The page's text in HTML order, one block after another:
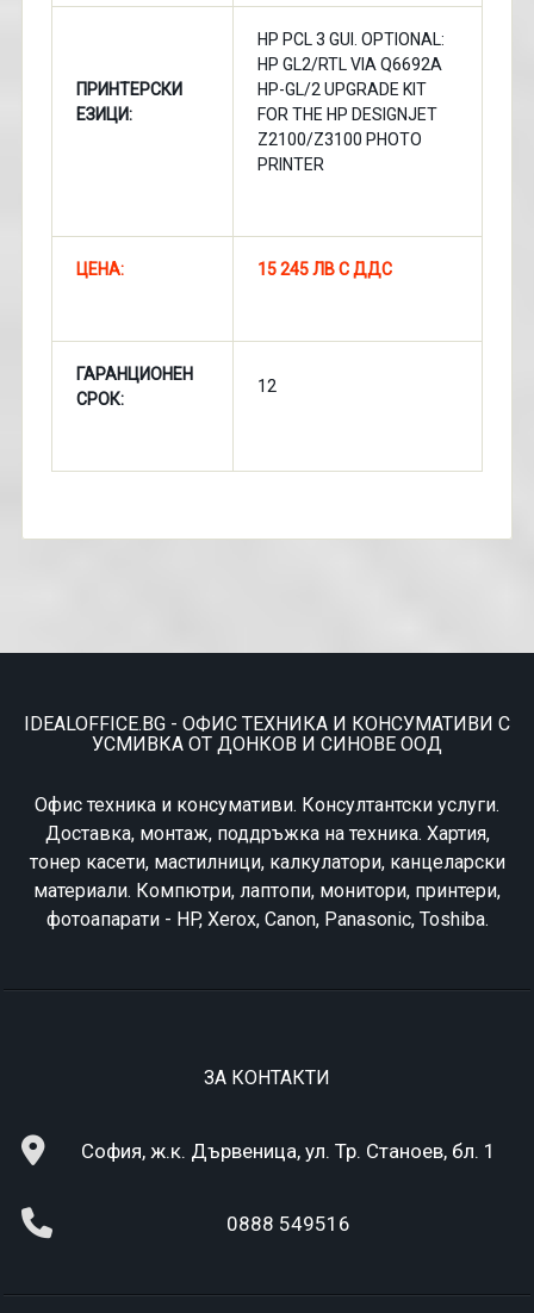
ПРИНТЕРСКИ
ЕЗИЦИ:
HP PCL 3 GUI. OPTIONAL:
HP GL2/RTL VIA Q6692A
HP-GL/2 UPGRADE KIT
FOR THE HP DESIGNJET
Z2100/Z3100 PHOTO
PRINTER
ЦЕНА: 15 245 ЛВ С ДДС
ГАРАНЦИОНЕН
СРОК:
12
IDEALOFFICE.BG - ОФИС ТЕХНИКА И КОНСУМАТИВИ С
УСМИВКА ОТ ДОНКОВ И СИНОВЕ ООД
Офис техника и консумативи. Консултантски услуги.
Доставка, монтаж, поддръжка на техника. Хартия,
тонер касети, мастилници, калкулатори, канцеларски
материали. Компютри, лаптопи, монитори, принтери,
фотоапарати - HP, Xerox, Canon, Panasonic, Toshiba.
ЗА КОНТАКТИ
София, ж.к. Дървеница, ул. Тр. Станоев, бл. 1
0888 549516